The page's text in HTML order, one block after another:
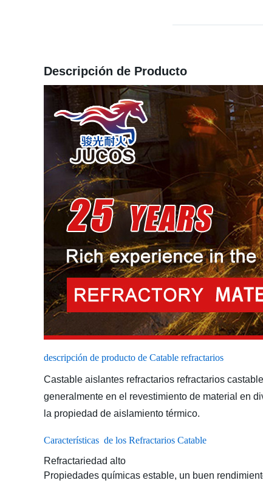
Descripción de Producto
descripción de producto de Catable refractarios
Castable aislantes refractarios refractarios
generalmente en el revestimiento de material en
la propiedad de aislamiento térmico.
Características de los Refractarios Catable
Refractariedad alto
Propiedades químicas estable, un buen